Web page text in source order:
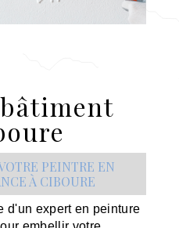
PEINTRE EN
À CIBOURE
d'un expert en peinture